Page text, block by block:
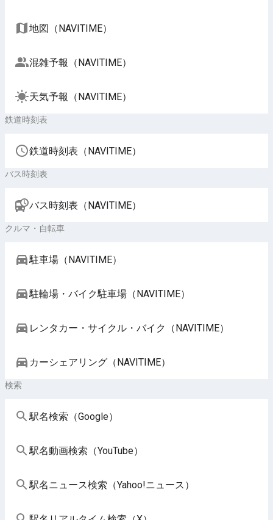
地図（NAVITIME）
混雑予報（NAVITIME）
天気予報（NAVITIME）
鉄道時刻表
鉄道時刻表（NAVITIME）
バス時刻表
バス時刻表（NAVITIME）
クルマ・自転車
駐車場（NAVITIME）
駐輪場・バイク駐車場（NAVITIME）
レンタカー・サイクル・バイク（NAVITIME）
カーシェアリング（NAVITIME）
検索
駅名検索（Google）
駅名動画検索（YouTube）
駅名ニュース検索（Yahoo!ニュース）